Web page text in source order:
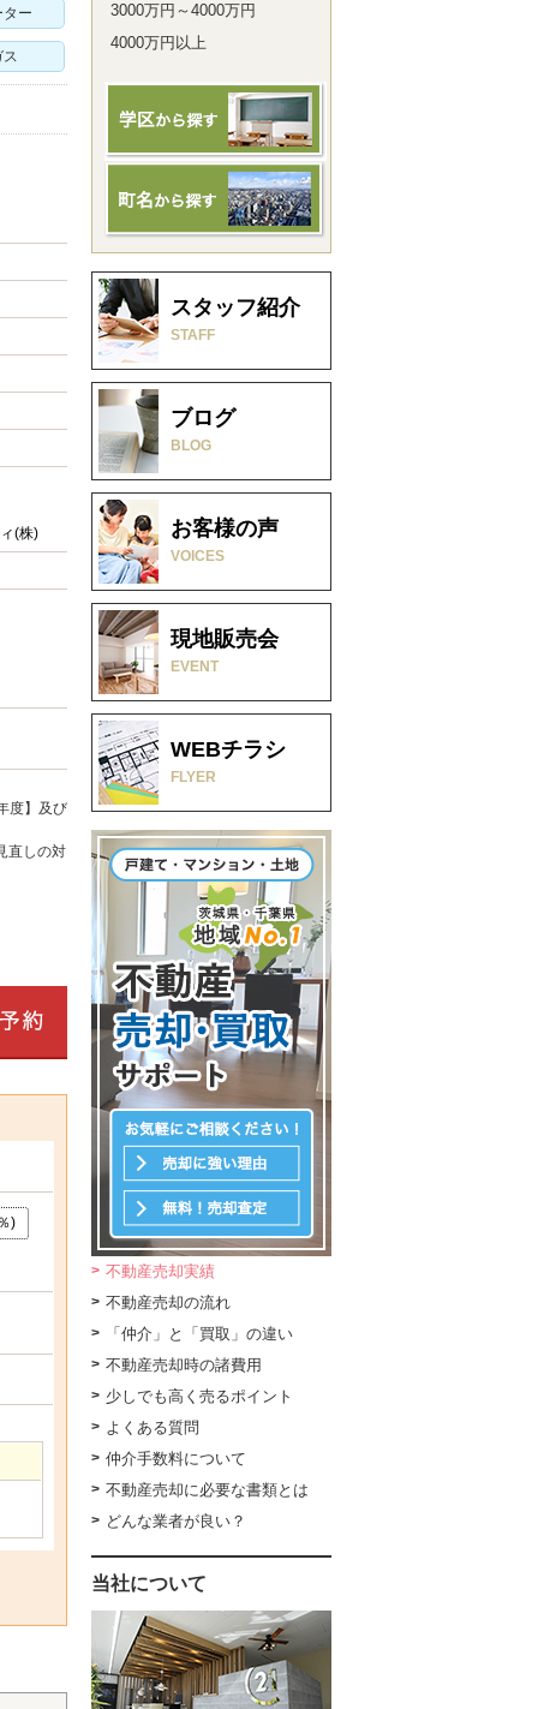
ー
ス
(株)
度】及び
直しの対
)
3000万円～4000万円
4000万円以上
スタッフ紹介
STAFF
ブログ
BLOG
お客様の声
VOICES
現地販売会
EVENT
WEBチラシ
FLYER
不動産売却実績
不動産売却の流れ
「仲介」と「買取」の違い
不動産売却時の諸費用
少しでも高く売るポイント
よくある質問
仲介手数料について
不動産売却に必要な書類とは
どんな業者が良い？
当社について